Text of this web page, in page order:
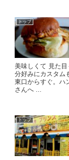
トップ
美味しくて 見た
分好みにカスタム
東口からすぐ。ハ
さんへ ...
トップ